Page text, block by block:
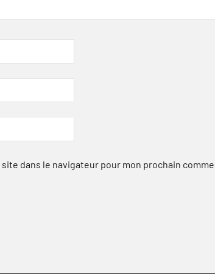
dans le navigateur pour mon prochain